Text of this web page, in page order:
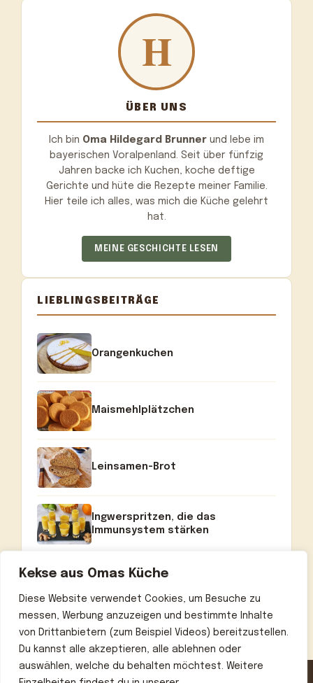
Kekse aus Omas Küche
Diese Website verwendet Cookies, um Besuche zu
messen, Werbung anzuzeigen und bestimmte Inhalte
von Drittanbietern (zum Beispiel Videos) bereitzustellen.
Du kannst alle akzeptieren, alle ablehnen oder
auswählen, welche du behalten möchtest. Weitere
ÜBER UNS
Ich bin Oma Hildegard Brunner und lebe im
bayerischen Voralpenland. Seit über fünfzig
Jahren backe ich Kuchen, koche deftige
Gerichte und hüte die Rezepte meiner Familie.
Hier teile ich alles, was mich die Küche gelehrt
hat.
MEINE GESCHICHTE LESEN
LIEBLINGSBEITRÄGE
Orangenkuchen
Maismehlplätzchen
Leinsamen-Brot
Ingwerspritzen, die das
Immunsystem stärken